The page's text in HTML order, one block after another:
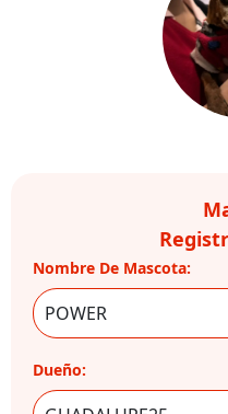
Nombre De Mascota:
Dueño: